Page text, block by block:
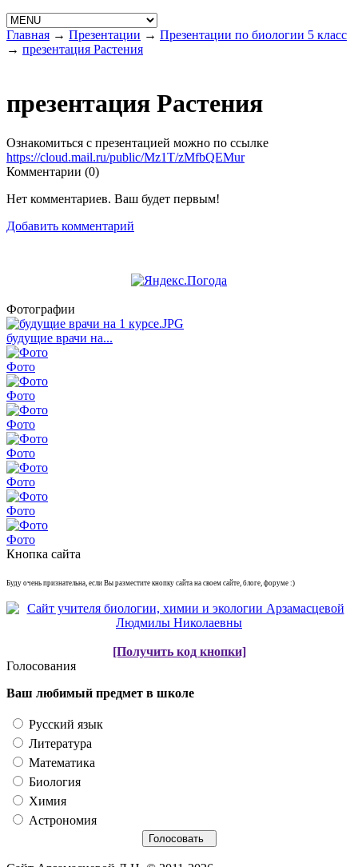
Главная → Презентации → Презентации по биологии 5 класс
→ презентация Растения
презентация Растения
Ознакомиться с презентацией можно по ссылке
https://cloud.mail.ru/public/Mz1T/zMfbQEMur
Комментарии (0)
Нет комментариев. Ваш будет первым!
Добавить комментарий
Фотографии
будущие врачи на...
Фото
Фото
Фото
Фото
Фото
Фото
Фото
Кнопка сайта
Буду очень признательна, если Вы разместите кнопку сайта на своем сайте, блоге, форуме :)
[Получить код кнопки]
Голосования
Ваш любимый предмет в школе
Русский язык
Литература
Математика
Биология
Химия
Астрономия